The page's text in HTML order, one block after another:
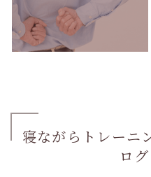
寝ながらトレーニ
ログ